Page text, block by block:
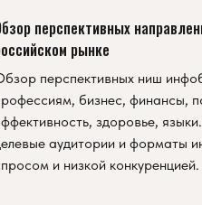
перспективных
рынке
перспективных ниш
бизнес, финансы,
здоровье,
аудитории и форматы
и низкой конкуренцией.